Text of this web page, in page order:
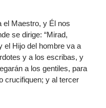
el Maestro, y Él nos
se dirige: “Mirad,
el Hijo del hombre va a
y a los escribas, y
a los gentiles, para
crucifiquen; y al tercer